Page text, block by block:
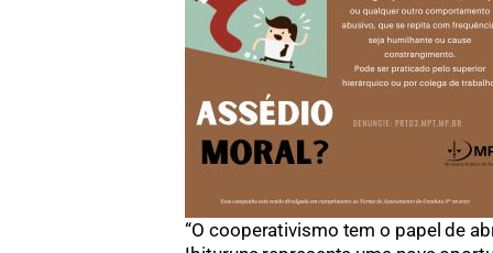
“O cooperativismo tem o papel de